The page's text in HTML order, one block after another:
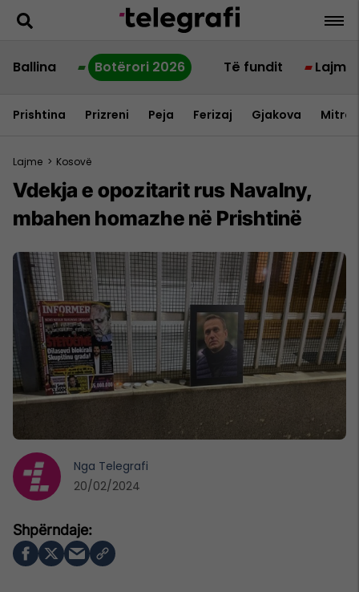
Ballina Botërori 2026 Të fundit Lajme
Prishtina Prizreni Peja Ferizaj Gjakova
Lajme > Kosovë
Vdekja e opozitarit rus Navalny,
mbahen homazhe në Prishtinë
Nga Telegrafi
20/02/2024